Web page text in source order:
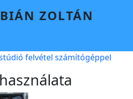
ZOLTÁN
felvétel számítógéppel